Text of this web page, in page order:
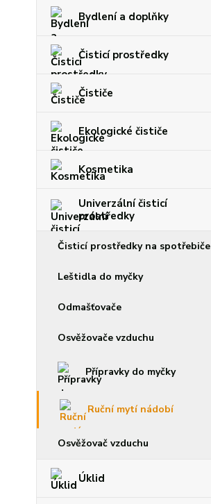
Bydlení a doplňky
Čisticí prostředky
Čističe
Ekologické čističe
Kosmetika
Univerzální čisticí
prostředky
Čisticí prostředky na spotřebiče
Leštidla do myčky
Odmašťovače
Osvěžovače vzduchu
Přípravky do myčky
Ruční mytí nádobí
Osvěžovač vzduchu
Úklid